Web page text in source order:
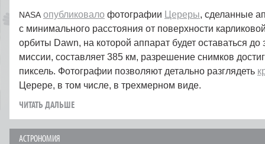
NASA опубликовало фотографии Цереры, сделанные
с минимального расстояния от поверхности
орбиты Dawn, на которой аппарат будет оставаться
миссии, составляет 385 км, разрешение снимков
пиксель. Фотографии позволяют детально разглядеть
Церере, в том числе, в трехмерном виде.
ЧИТАТЬ ДАЛЬШЕ
АСТРОНОМИЯ